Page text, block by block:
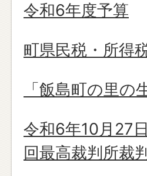
令和6年度予算
町県民税・所得
「飯島町の里
令和6年10月27
回最高裁判所裁